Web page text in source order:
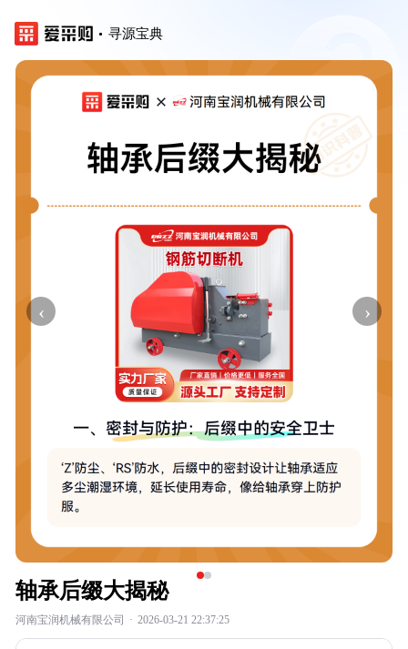
寻源宝典
‹ ›
轴承后缀大揭秘
河南宝润机械有限公司 · 2026-03-21 22:37:25